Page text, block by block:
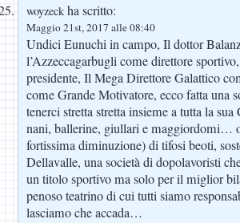
woyzeck ha scritto:
Maggio 21st, 2017 alle 08:40
Undici Eunuchi in campo, Il dottor
l’Azzeccagarbugli come direttore
presidente, Il Mega Direttore Galattico
come Grande Motivatore, ecco fatta una
tenerci stretta stretta insieme a tutta la
nani, ballerine, giullari e maggiordomi…
fortissima diminuzione) di tifosi beoti,
Dellavalle, una società di dopolavoristi
un titolo sportivo ma solo per il miglior
penoso teatrino di cui tutti siamo
lasciamo che accada…